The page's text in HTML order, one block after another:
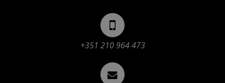
+351 210 964 473